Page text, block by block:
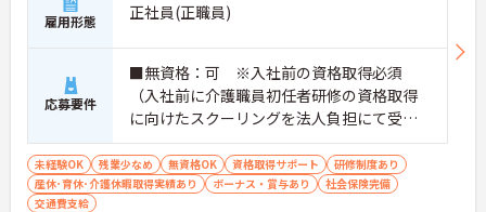
雇用形態 正社員(正職員)
応募要件
■無資格：可 ※入社前の資格取得必須
（入社前に介護職員初任者研修の資格取得
に向けたスクーリングを法人負担にて受講
していただきます。） ■実務経験：不問
未経験OK 残業少なめ 無資格OK 資格取得サポート
研修制度あり
産休･育休･介護休暇取得実績あり
ボーナス・賞与あり
社会保険完備
交通費支給